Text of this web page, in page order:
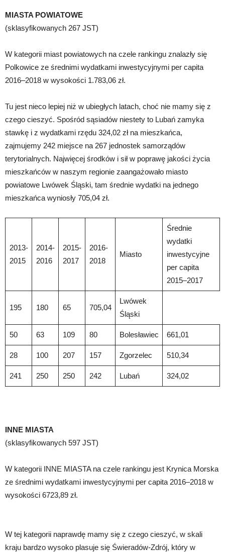
MIASTA POWIATOWE
(sklasyfikowanych 267 JST)
W kategorii miast powiatowych na czele rankingu znalazły się
Polkowice ze średnimi wydatkami inwestycyjnymi per capita
2016–2018 w wysokości 1.783,06 zł.
Tu jest nieco lepiej niż w ubiegłych latach, choć nie mamy się z
czego cieszyć. Spośród sąsiadów niestety to Lubań zamyka
stawkę i z wydatkami rzędu 324,02 zł na mieszkańca,
zajmujemy 242 miejsce na 267 jednostek samorządów
terytorialnych. Najwięcej środków i sił w poprawę jakości życia
mieszkańców w naszym regionie zaangażowało miasto
powiatowe Lwówek Śląski, tam średnie wydatki na jednego
mieszkańca wyniosły 705,04 zł.
2013-
2015
2014-
2016
2015-
2017
2016-
2018
Miasto
Średnie
wydatki
inwestycyjne
per capita
2015–2017
195 180 65 705,04
Lwówek
Śląski
50 63 109 80 Bolesławiec 661,01
28 100 207 157 Zgorzelec 510,34
241 250 250 242 Lubań 324,02
INNE MIASTA
(sklasyfikowanych 597 JST)
W kategorii INNE MIASTA na czele rankingu jest Krynica Morska
ze średnimi wydatkami inwestycyjnymi per capita 2016–2018 w
wysokości 6723,89 zł.
W tej kategorii naprawdę mamy się z czego cieszyć, w skali
kraju bardzo wysoko plasuje się Świeradów-Zdrój, który w